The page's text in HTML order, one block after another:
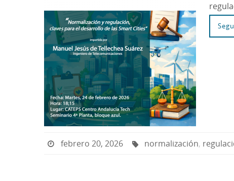
febrero 20, 2026 normalización,